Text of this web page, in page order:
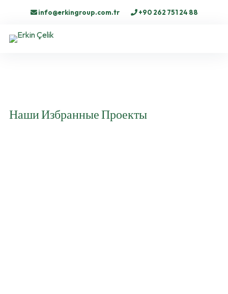
info@erkingroup.com.tr +90 262 751 24 88
Наши Избранные Проекты